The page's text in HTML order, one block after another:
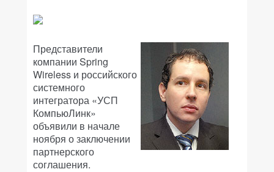
Представители
компании Spring
Wireless и российского
системного
интегратора «УСП
КомпьюЛинк»
объявили в начале
ноября о заключении
партнерского
соглашения.